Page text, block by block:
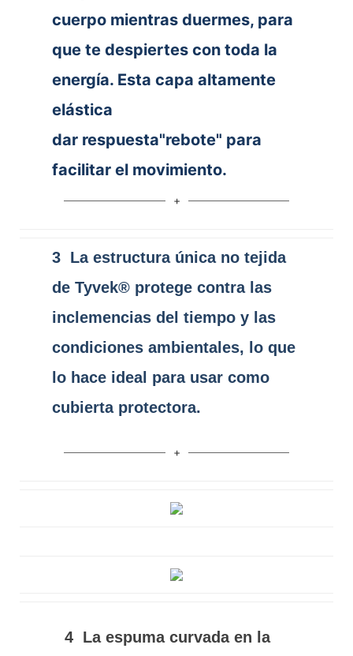
cuerpo mientras duermes, para
que te despiertes con toda la
energía. Esta capa altamente
elástica
dar respuesta"rebote" para
facilitar el movimiento.
3 La estructura única no tejida
de Tyvek® protege contra las
inclemencias del tiempo y las
condiciones ambientales, lo que
lo hace ideal para usar como
cubierta protectora.
4 La espuma curvada en la